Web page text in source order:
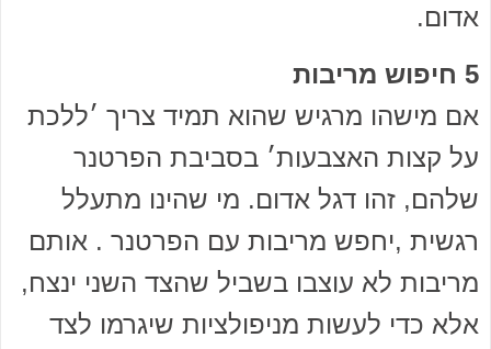
אדום.
5 חיפוש מריבות
אם מישהו מרגיש שהוא תמיד צריך ׳ללכת
על קצות האצבעות׳ בסביבת הפרטנר
שלהם, זהו דגל אדום. מי שהינו מתעלל
רגשית ,יחפש מריבות עם הפרטנר . אותם
מריבות לא עוצבו בשביל שהצד השני ינצח,
אלא כדי לעשות מניפולציות שיגרמו לצד